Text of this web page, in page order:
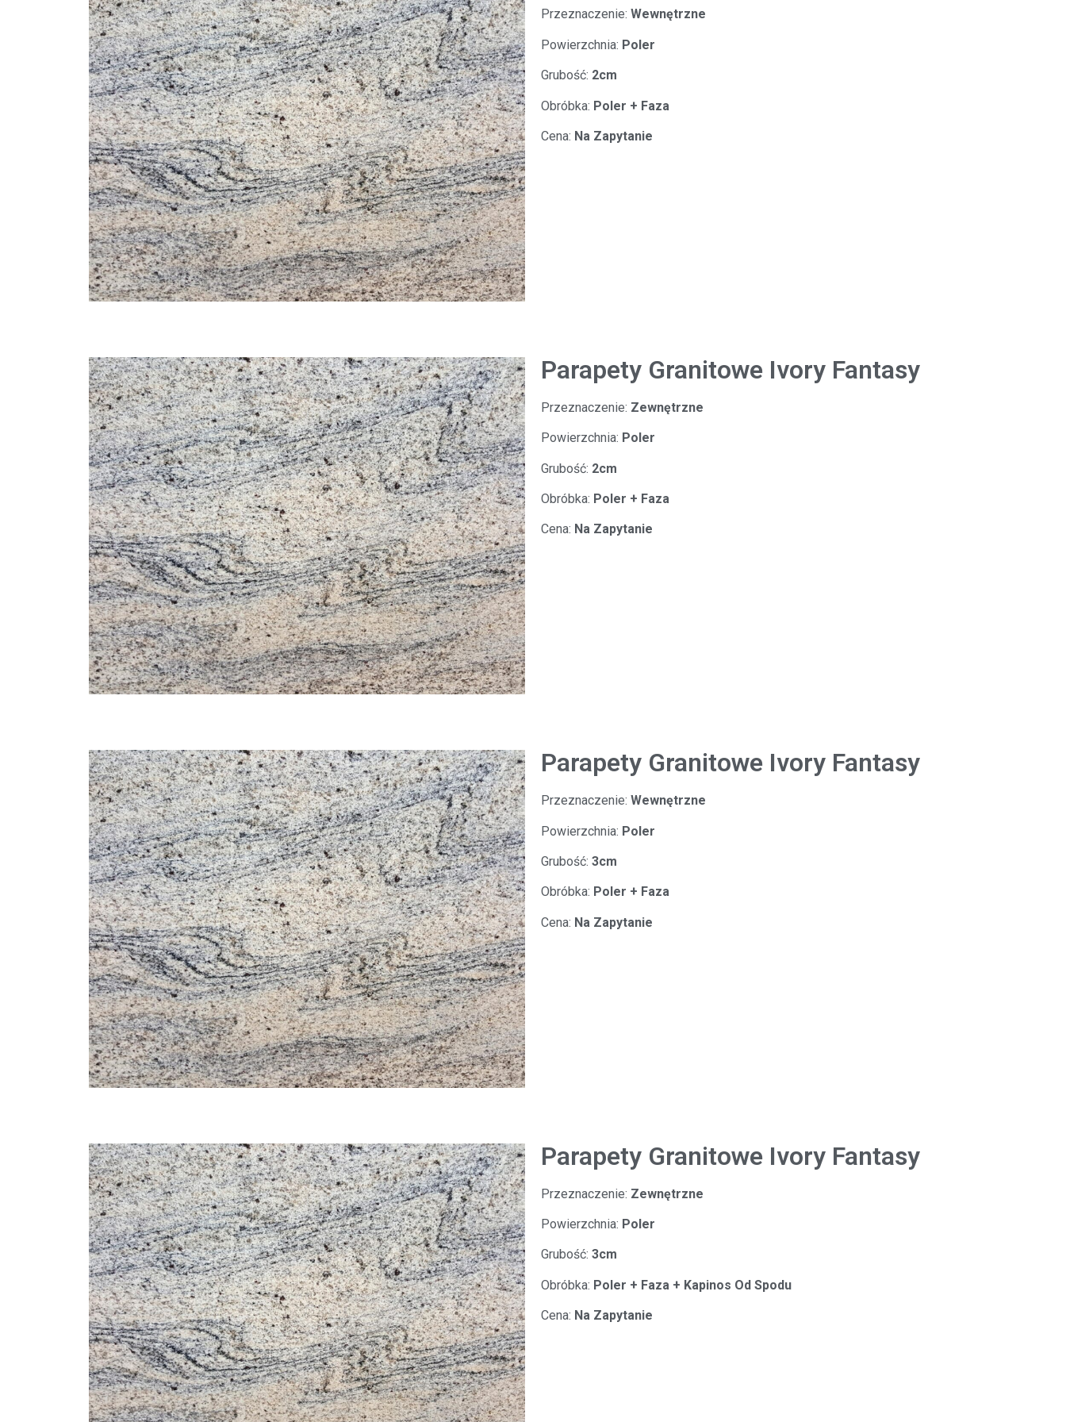
Przeznaczenie: Wewnętrzne
Powierzchnia: Poler
Grubość: 2cm
Obróbka: Poler + Faza
Cena: Na Zapytanie
Parapety Granitowe Ivory Fantasy
Przeznaczenie: Zewnętrzne
Powierzchnia: Poler
Grubość: 2cm
Obróbka: Poler + Faza
Cena: Na Zapytanie
Parapety Granitowe Ivory Fantasy
Przeznaczenie: Wewnętrzne
Powierzchnia: Poler
Grubość: 3cm
Obróbka: Poler + Faza
Cena: Na Zapytanie
Parapety Granitowe Ivory Fantasy
Przeznaczenie: Zewnętrzne
Powierzchnia: Poler
Grubość: 3cm
Obróbka: Poler + Faza + Kapinos Od Spodu
Cena: Na Zapytanie